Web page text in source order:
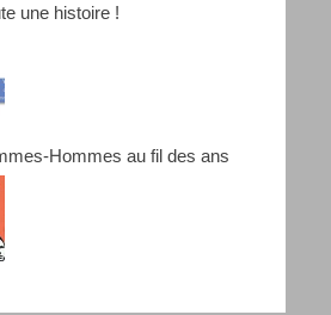
une histoire !
Hommes au fil des ans